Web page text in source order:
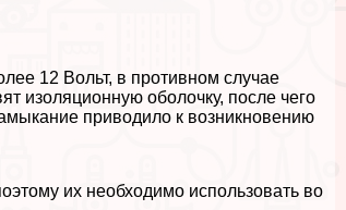
12 Вольт, в противном случае
изоляционную оболочку, после чего
приводило к возникновению
их необходимо использовать во